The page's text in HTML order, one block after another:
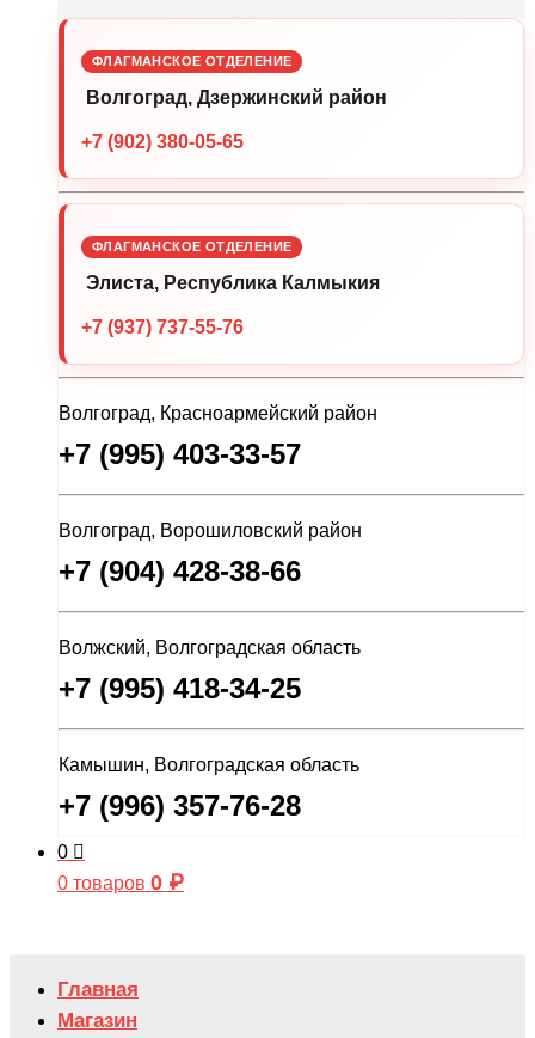
ФЛАГМАНСКОЕ ОТДЕЛЕНИЕ
Волгоград, Дзержинский район
+7 (902) 380-05-65
ФЛАГМАНСКОЕ ОТДЕЛЕНИЕ
Элиста, Республика Калмыкия
+7 (937) 737-55-76
Волгоград, Красноармейский район
+7 (995) 403-33-57
Волгоград, Ворошиловский район
+7 (904) 428-38-66
Волжский, Волгоградская область
+7 (995) 418-34-25
Камышин, Волгоградская область
+7 (996) 357-76-28
0
0 товаров 0 ₽
Главная
Магазин